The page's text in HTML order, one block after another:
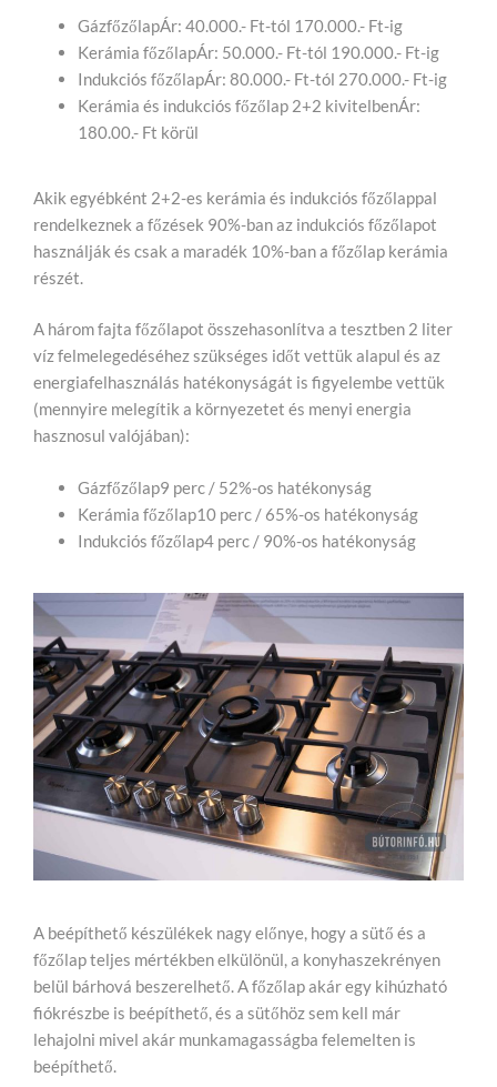
GázfőzőlapÁr: 40.000.- Ft-tól 170.000.- Ft-ig
Kerámia főzőlapÁr: 50.000.- Ft-tól 190.000.- Ft-ig
Indukciós főzőlapÁr: 80.000.- Ft-tól 270.000.- Ft-ig
Kerámia és indukciós főzőlap 2+2 kivitelbenÁr:
180.00.- Ft körül
Akik egyébként 2+2-es kerámia és indukciós főzőlappal
rendelkeznek a főzések 90%-ban az indukciós főzőlapot
használják és csak a maradék 10%-ban a főzőlap kerámia
részét.
A három fajta főzőlapot összehasonlítva a tesztben 2 liter
víz felmelegedéséhez szükséges időt vettük alapul és az
energiafelhasználás hatékonyságát is figyelembe vettük
(mennyire melegítik a környezetet és menyi energia
hasznosul valójában):
Gázfőzőlap9 perc / 52%-os hatékonyság
Kerámia főzőlap10 perc / 65%-os hatékonyság
Indukciós főzőlap4 perc / 90%-os hatékonyság
A beépíthető készülékek nagy előnye, hogy a sütő és a
főzőlap teljes mértékben elkülönül, a konyhaszekrényen
belül bárhová beszerelhető. A főzőlap akár egy kihúzható
fiókrészbe is beépíthető, és a sütőhöz sem kell már
lehajolni mivel akár munkamagasságba felemelten is
beépíthető.